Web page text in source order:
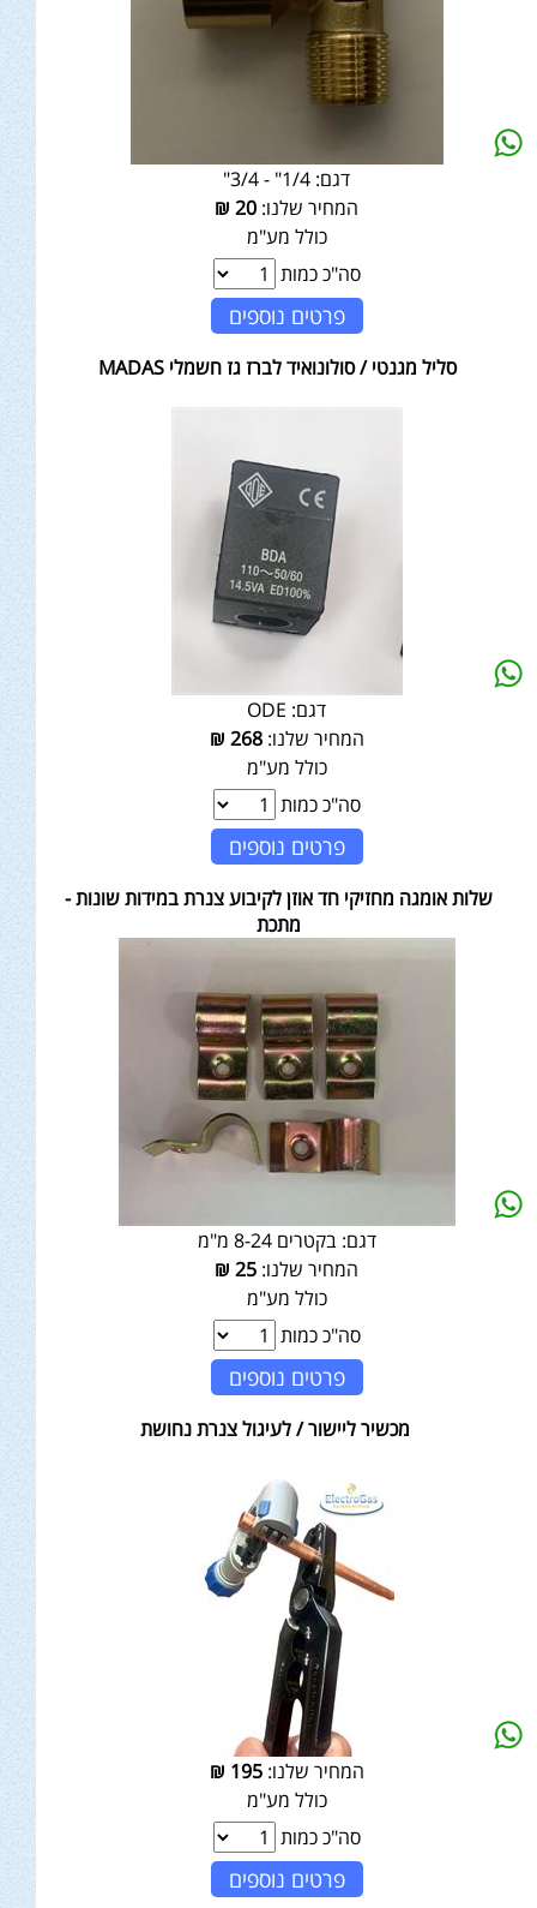
דגם: 1/4" - 3/4"
המחיר שלנו: 20
₪
כולל מע"מ
סה"כ כמות
פרטים נוספים
סליל מגנטי / סולונואיד לברז גז חשמלי MADAS
דגם: ODE
המחיר שלנו:268
₪
כולל מע"מ
סה"כ כמות
פרטים נוספים
שלות אומגה מחזיקי חד אוזן לקיבוע צנרת במידות שונות -
מתכת
דגם: בקטרים 8-24 מ"מ
המחיר שלנו: 25
₪
כולל מע"מ
סה"כ כמות
פרטים נוספים
מכשיר ליישור / לעיגול צנרת נחושת
המחיר שלנו:195
₪
כולל מע"מ
סה"כ כמות
פרטים נוספים